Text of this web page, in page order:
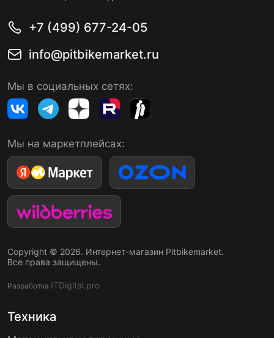
+7 (499) 677-24-05
info@pitbikemarket.ru
Мы в социальных сетях:
Мы на маркетплейсах:
Copyright © 2026. Интернет-магазин Pitbikemarket.
Все права защищены.
Разработка ITDigital.pro
Техника